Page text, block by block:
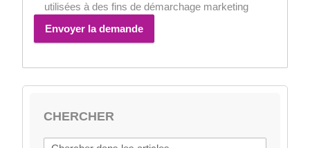
utilisées à des fins de démarchage marketing
Envoyer la demande
CHERCHER